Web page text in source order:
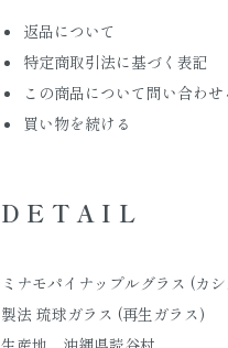
返品について
特定商取引法に基づく表記
この商品について問い合わせ
買い物を続ける
DETAIL
ミナモパイナップルグラス (カ
製法 琉球ガラス (再生ガラス)